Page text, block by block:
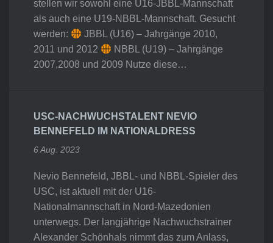
stellen wir sowohl eine U16-JBBL-Mannschaft
als auch eine U19-NBBL-Mannschaft. Gesucht
werden:
JBBL (U16) – Jahrgänge 2010,
2011 und 2012
NBBL (U19) – Jahrgänge
2007,2008 und 2009 Nutze diese…
USC-NACHWUCHSTALENT NEVIO
BENNEFELD IM NATIONALDRESS
6 Aug. 2023
Nevio Bennefeld, JBBL- und NBBL-Spieler des
USC, ist aktuell mit der U16-
Nationalmannschaft in Nord-Mazedonien
unterwegs. Der langjährige Nachwuchstrainer
Alexander Schönhals nimmt das zum Anlass,